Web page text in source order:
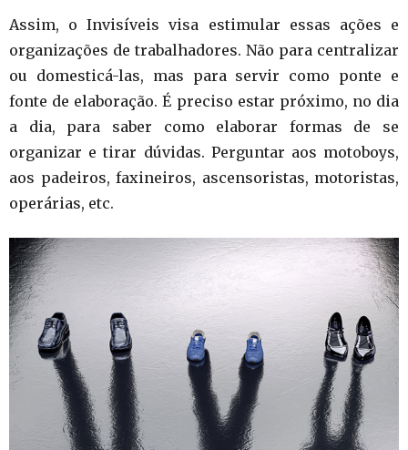
Assim, o Invisíveis visa estimular essas ações e
organizações de trabalhadores. Não para centralizar
ou domesticá-las, mas para servir como ponte e
fonte de elaboração. É preciso estar próximo, no dia
a dia, para saber como elaborar formas de se
organizar e tirar dúvidas. Perguntar aos motoboys,
aos padeiros, faxineiros, ascensoristas, motoristas,
operárias, etc.